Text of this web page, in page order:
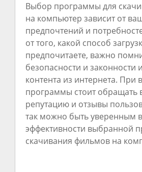
Выбор программы для
на компьютер зависит от
предпочтений и
от того, какой способ
предпочитаете, важно
безопасности и законности
контента из интернета. При
программы стоит обращать
репутацию и отзывы
так можно быть уверенным
эффективности выбранной
скачивания фильмов на